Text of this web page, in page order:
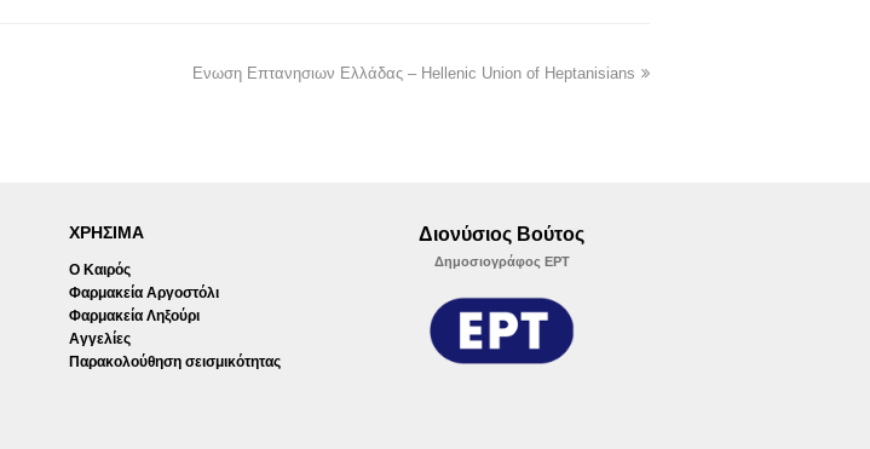
Eνωση Επτανησιων Ελλάδας – Hellenic Union of Heptanisians
ΧΡΗΣΙΜΑ
Ο Καιρός
Φαρμακεία Αργοστόλι
Φαρμακεία Ληξούρι
Αγγελίες
Παρακολούθηση σεισμικότητας
Διονύσιος Βούτος
Δημοσιογράφος ΕΡΤ